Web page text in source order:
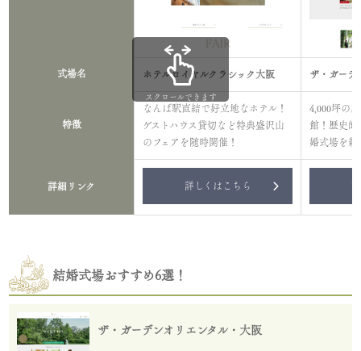
式場名 ホテルロイヤルクラシック大阪 ザ・ガーデ
特徴
なんば駅直結で好立地なホテル！
ゲストハウス貸切など特典盛沢山
のフェアを随時開催！
4,000坪の
館！歴史的
婚式場を新
詳細リンク 詳しくはこちら
スクロールできます
結婚式場おすすめ6選！
ザ・ガーデンオリエンタル・大阪